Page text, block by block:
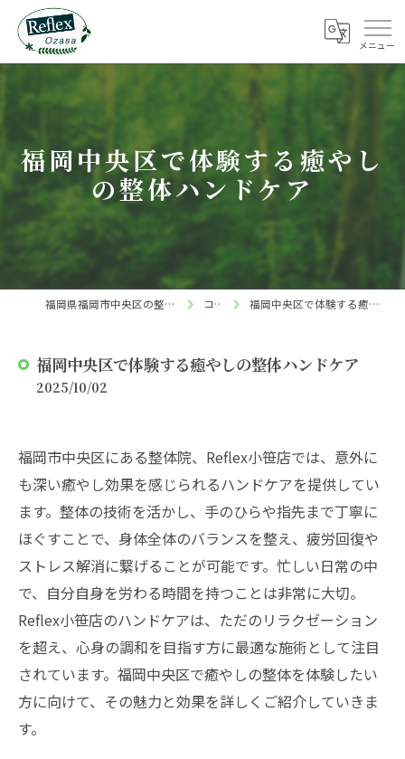
福岡中央区で体験する癒やし
の整体ハンドケア
福岡県福岡市中央区の整体ならReflex 小笹店 コラム 福岡中央区で体験する癒やしの整体ハンドケア
福岡中央区で体験する癒やしの整体ハンドケア
2025/10/02
福岡市中央区にある整体院、Reflex小笹店では、意外に
も深い癒やし効果を感じられるハンドケアを提供してい
ます。整体の技術を活かし、手のひらや指先まで丁寧に
ほぐすことで、身体全体のバランスを整え、疲労回復や
ストレス解消に繋げることが可能です。忙しい日常の中
で、自分自身を労わる時間を持つことは非常に大切。
Reflex小笹店のハンドケアは、ただのリラクゼーション
を超え、心身の調和を目指す方に最適な施術として注目
されています。福岡中央区で癒やしの整体を体験したい
方に向けて、その魅力と効果を詳しくご紹介していきま
す。